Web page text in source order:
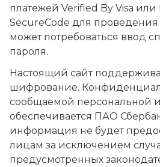
платежей Verified By Visa или
SecureCode для проведения
может потребоваться ввод
пароля.
Настоящий сайт
шифрование.
сообщаемой персональной
обеспечивается ПАО
информация не будет
лицам за исключением
предусмотренных